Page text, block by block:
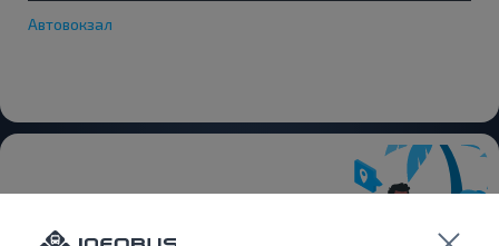
Автовокзал